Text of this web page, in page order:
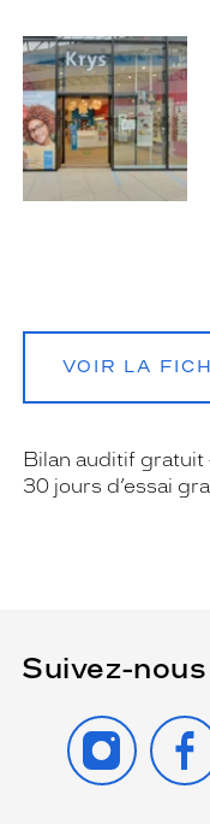
VOIR LA
Bilan auditif gratuit
30 jours d’essai
Suivez-nous
INSTAGRAM